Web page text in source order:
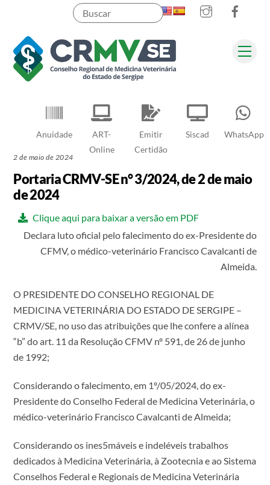
content
Instagram
Anuidade
ART-
Online
Emitir
Certidão
Siscad WhatsApp
2 de maio de 2024
Portaria CRMV-SE n° 3/2024, de 2 de maio
de 2024
Clique aqui para baixar a versão em PDF
Declara luto oficial pelo falecimento do ex-Presidente do
CFMV, o médico-veterinário Francisco Cavalcanti de
Almeida.
O PRESIDENTE DO CONSELHO REGIONAL DE
MEDICINA VETERINÁRIA DO ESTADO DE SERGIPE –
CRMV/SE, no uso das atribuições que lhe confere a alínea
“b” do art. 11 da Resolução CFMV nº 591, de 26 de junho
de 1992;
Considerando o falecimento, em 1º/05/2024, do ex-
Presidente do Conselho Federal de Medicina Veterinária, o
médico-veterinário Francisco Cavalcanti de Almeida;
Considerando os ines5máveis e indeléveis trabalhos
dedicados à Medicina Veterinária, à Zootecnia e ao Sistema
Conselhos Federal e Regionais de Medicina Veterinária